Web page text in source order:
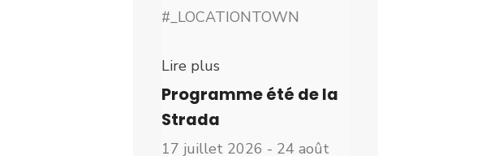
#_LOCATIONTOWN
Lire plus
Programme été de la
Strada
17 juillet 2026 - 24 août